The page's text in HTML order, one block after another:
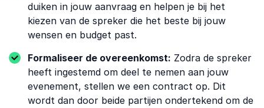
duiken in jouw aanvraag en helpen je bij het
kiezen van de spreker die het beste bij jouw
wensen en budget past.
Formaliseer de overeenkomst: Zodra de spreker
heeft ingestemd om deel te nemen aan jouw
evenement, stellen we een contract op. Dit
wordt dan door beide partijen ondertekend om de